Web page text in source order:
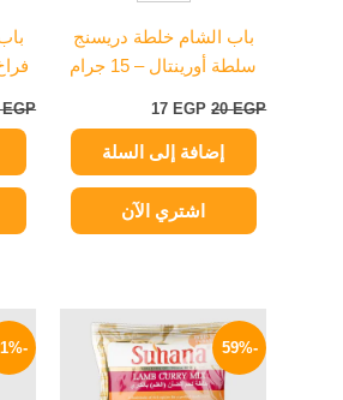
باب الشام خلطة دريسنج
سلطة أورينتال – 15 جرام
20EGP
17 EGP
إضافة إلى السلة
اشتري الآن
فراخ
EGP
-59%
الأصلي
هو:
240 EGP.
الحالي
هو:
99 EGP.
-21%